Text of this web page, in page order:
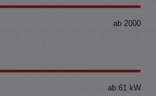
ab 2000
ab 61 kW